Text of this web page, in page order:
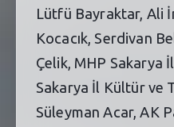
Lütfü Bayraktar, Ali
Kocacık, Serdivan
Çelik, MHP Sakarya
Sakarya İl Kültür ve
Süleyman Acar, AK